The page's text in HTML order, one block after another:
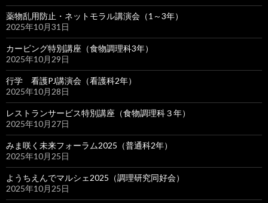
薬物乱用防止・ネットモラル講演会（1～3年）
2025年10月31日
カービング特別講座（食物調理科3年）
2025年10月29日
行学 看護PJ講演会（看護科2年）
2025年10月28日
レストランサービス特別講座（食物調理科３年）
2025年10月27日
みま咲く未来フォーラム2025（普通科2年）
2025年10月25日
ようちえんでマルシェ2025（調理研究同好会）
2025年10月25日